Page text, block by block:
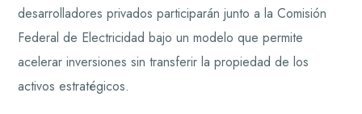
desarrolladores privados participarán junto a la Comisión
Federal de Electricidad bajo un modelo que permite
acelerar inversiones sin transferir la propiedad de los
activos estratégicos.